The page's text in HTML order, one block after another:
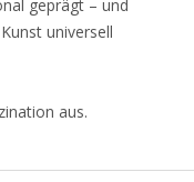
geprägt – und
universell
aus.